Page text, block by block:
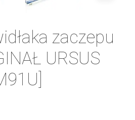
zaczepu
URSUS